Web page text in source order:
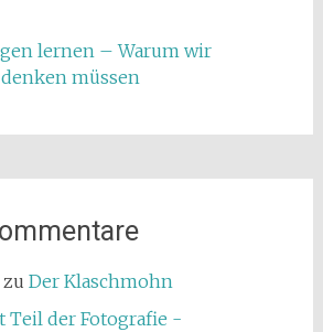
lernen – Warum wir
müssen
Der Klaschmohn
Teil der Fotografie -